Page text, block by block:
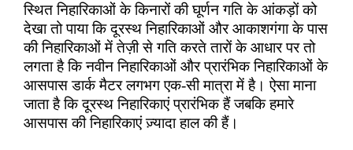
स्थित निहारिकाओं के किनारों की घूर्णन गति के आंकड़ों को
देखा तो पाया कि दूरस्थ निहारिकाओं और आकाशगंगा के पास
की निहारिकाओं में तेज़ी से गति करते तारों के आधार पर तो
लगता है कि नवीन निहारिकाओं और प्रारंभिक निहारिकाओं के
आसपास डार्क मैटर लगभग एक-सी मात्रा में है। ऐसा माना
जाता है कि दूरस्थ निहारिकाएं प्रारंभिक हैं जबकि हमारे
आसपास की निहारिकाएं ज़्यादा हाल की हैं।